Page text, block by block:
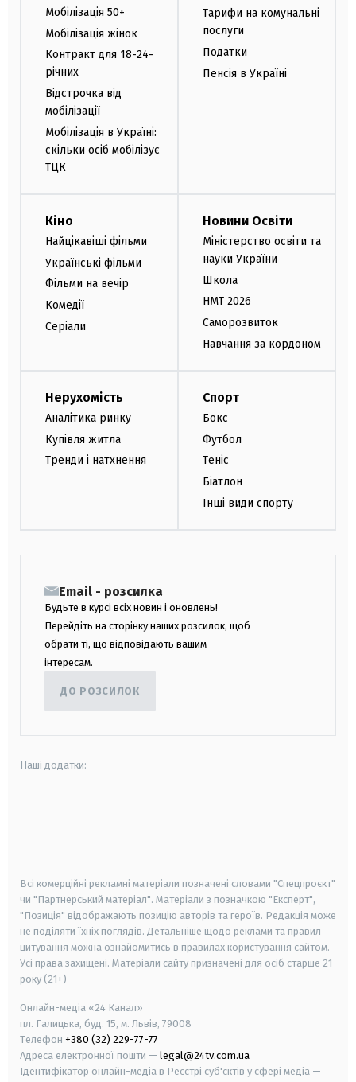
Мобілізація 50+
Мобілізація жінок
Контракт для 18-24-
річних
Відстрочка від
мобілізації
Мобілізація в Україні:
скільки осіб мобілізує
ТЦК
Тарифи на комунальні
послуги
Податки
Пенсія в Україні
Кіно
Найцікавіші фільми
Українські фільми
Фільми на вечір
Комедії
Серіали
Новини Освіти
Міністерство освіти та
науки України
Школа
НМТ 2026
Саморозвиток
Навчання за кордоном
Нерухомість
Аналітика ринку
Купівля житла
Тренди і натхнення
Спорт
Бокс
Футбол
Теніс
Біатлон
Інші види спорту
Email - розсилка
Будьте в курсі всіх новин і оновлень!
Перейдіть на сторінку наших розсилок, щоб
обрати ті, що відповідають вашим
інтересам.
ДО РОЗСИЛОК
Наші додатки:
Всі комерційні рекламні матеріали позначені словами "Спецпроєкт"
чи "Партнерський матеріал". Матеріали з позначкою "Експерт",
"Позиція" відображають позицію авторів та героїв. Редакція може
не поділяти їхніх поглядів. Детальніше щодо реклами та правил
цитування можна ознайомитись в правилах користування сайтом.
Усі права захищені. Матеріали сайту призначені для осіб старше 21
року (21+)
Онлайн-медіа «24 Канал»
пл. Галицька, буд. 15, м. Львів, 79008
Телефон +380 (32) 229-77-77
Адреса електронної пошти — legal@24tv.com.ua
Ідентифікатор онлайн-медіа в Реєстрі суб'єктів у сфері медіа —